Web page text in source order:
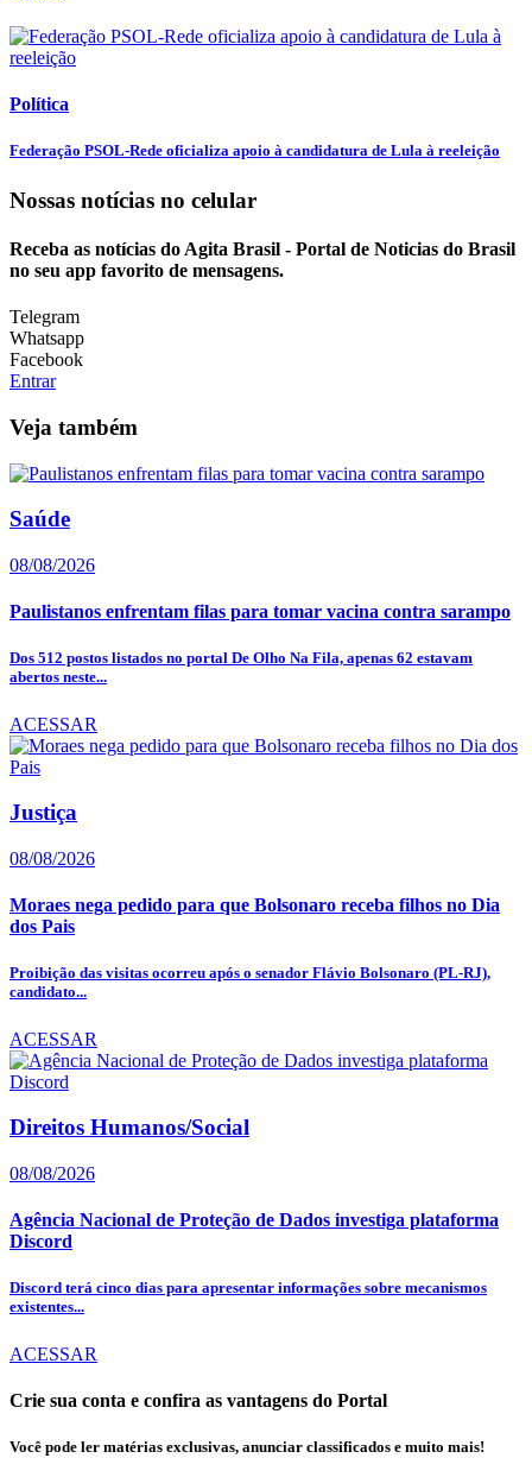
Política
Federação PSOL-Rede oficializa apoio à candidatura de Lula à reeleição
Nossas notícias no celular
Receba as notícias do Agita Brasil - Portal de Noticias do Brasil
no seu app favorito de mensagens.
Telegram
Whatsapp
Facebook
Entrar
Veja também
Saúde
08/08/2026
Paulistanos enfrentam filas para tomar vacina contra sarampo
Dos 512 postos listados no portal De Olho Na Fila, apenas 62 estavam
abertos neste...
ACESSAR
Justiça
08/08/2026
Moraes nega pedido para que Bolsonaro receba filhos no Dia
dos Pais
Proibição das visitas ocorreu após o senador Flávio Bolsonaro (PL-RJ),
candidato...
ACESSAR
Direitos Humanos/Social
08/08/2026
Agência Nacional de Proteção de Dados investiga plataforma
Discord
Discord terá cinco dias para apresentar informações sobre mecanismos
existentes...
ACESSAR
Crie sua conta e confira as vantagens do Portal
Você pode ler matérias exclusivas, anunciar classificados e muito mais!